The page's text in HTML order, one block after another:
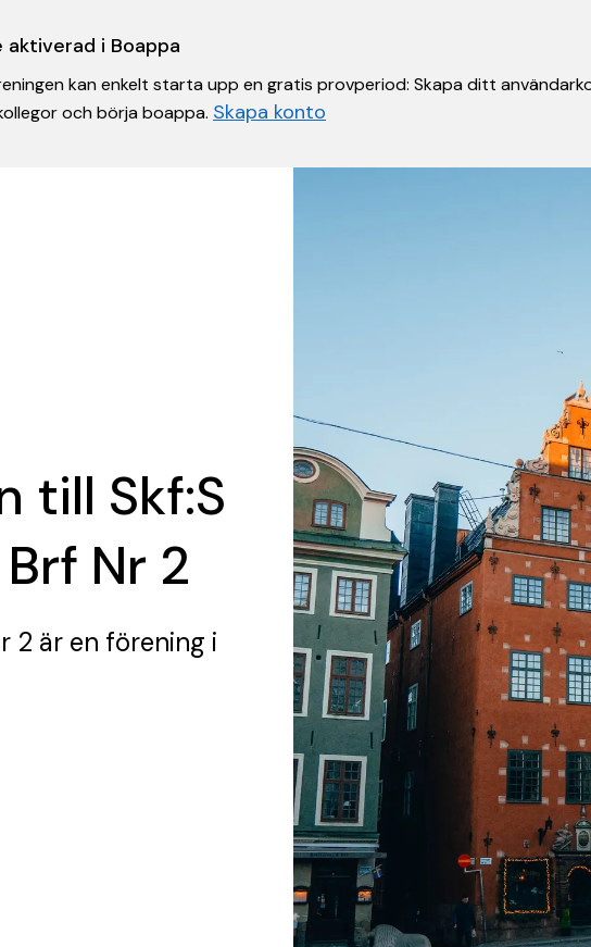
aktiverad i Boappa
kan enkelt starta upp en gratis provperiod: Skapa ditt
och börja boappa. Skapa konto
till Skf:S
Nr 2
2 är en förening i